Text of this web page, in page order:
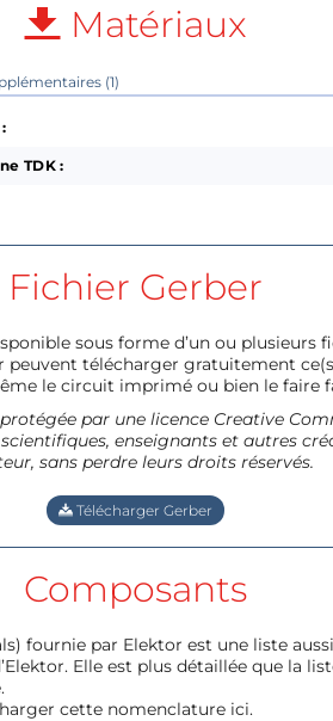
Matériaux
(1)
TDK :
Fichier Gerber
sous forme d’un ou plusieurs
télécharger gratuitement
le circuit imprimé ou bien le faire
par une licence Creative
enseignants et autres
sans perdre leurs droits réservés.
Télécharger Gerber
Composants
fournie par Elektor est une liste
Elle est plus détaillée que la
cette nomenclature ici.